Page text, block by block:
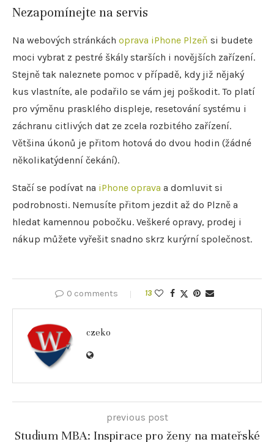
Nezapomínejte na servis
Na webových stránkách oprava iPhone Plzeň si budete
moci vybrat z pestré škály starších i novějších zařízení.
Stejně tak naleznete pomoc v případě, kdy již nějaký
kus vlastníte, ale podařilo se vám jej poškodit. To platí
pro výměnu prasklého displeje, resetování systému i
záchranu citlivých dat ze zcela rozbitého zařízení.
Většina úkonů je přitom hotová do dvou hodin (žádné
několikatýdenní čekání).
Stačí se podívat na iPhone oprava a domluvit si
podrobnosti. Nemusíte přitom jezdit až do Plzně a
hledat kamennou pobočku. Veškeré opravy, prodej i
nákup můžete vyřešit snadno skrz kurýrní společnost.
0 comments 13
czeko
previous post
Studium MBA: Inspirace pro ženy na mateřské